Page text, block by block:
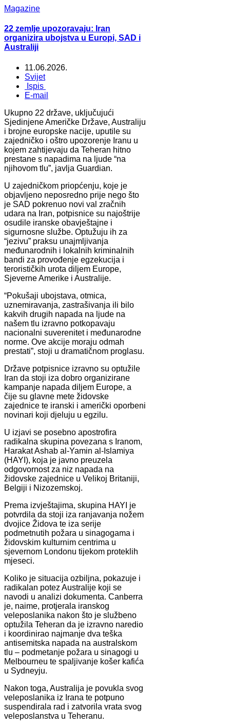
Magazine
22 zemlje upozoravaju: Iran
organizira ubojstva u Europi, SAD i
Australiji
11.06.2026.
Svijet
Ispis
E-mail
Ukupno 22 države, uključujući
Sjedinjene Američke Države, Australiju
i brojne europske nacije, uputile su
zajedničko i oštro upozorenje Iranu u
kojem zahtijevaju da Teheran hitno
prestane s napadima na ljude “na
njihovom tlu”, javlja Guardian.
U zajedničkom priopćenju, koje je
objavljeno neposredno prije nego što
je SAD pokrenuo novi val zračnih
udara na Iran, potpisnice su najoštrije
osudile iranske obavještajne i
sigurnosne službe. Optužuju ih za
“jezivu” praksu unajmljivanja
međunarodnih i lokalnih kriminalnih
bandi za provođenje egzekucija i
terorističkih urota diljem Europe,
Sjeverne Amerike i Australije.
“Pokušaji ubojstava, otmica,
uznemiravanja, zastrašivanja ili bilo
kakvih drugih napada na ljude na
našem tlu izravno potkopavaju
nacionalni suverenitet i međunarodne
norme. Ove akcije moraju odmah
prestati”, stoji u dramatičnom proglasu.
Države potpisnice izravno su optužile
Iran da stoji iza dobro organizirane
kampanje napada diljem Europe, a
čije su glavne mete židovske
zajednice te iranski i američki oporbeni
novinari koji djeluju u egzilu.
U izjavi se posebno apostrofira
radikalna skupina povezana s Iranom,
Harakat Ashab al-Yamin al-Islamiya
(HAYI), koja je javno preuzela
odgovornost za niz napada na
židovske zajednice u Velikoj Britaniji,
Belgiji i Nizozemskoj.
Prema izvještajima, skupina HAYI je
potvrdila da stoji iza ranjavanja nožem
dvojice Židova te iza serije
podmetnutih požara u sinagogama i
židovskim kulturnim centrima u
sjevernom Londonu tijekom proteklih
mjeseci.
Koliko je situacija ozbiljna, pokazuje i
radikalan potez Australije koji se
navodi u analizi dokumenta. Canberra
je, naime, protjerala iranskog
veleposlanika nakon što je službeno
optužila Teheran da je izravno naredio
i koordinirao najmanje dva teška
antisemitska napada na australskom
tlu – podmetanje požara u sinagogi u
Melbourneu te spaljivanje košer kafića
u Sydneyju.
Nakon toga, Australija je povukla svog
veleposlanika iz Irana te potpuno
suspendirala rad i zatvorila vrata svog
veleposlanstva u Teheranu.